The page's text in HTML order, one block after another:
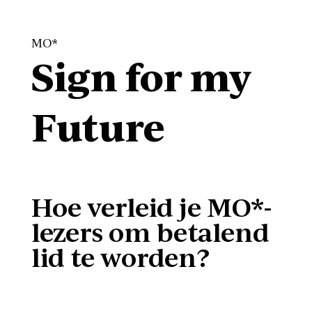
MO*
Sign for my
Future
Hoe verleid je MO*-
lezers om betalend
lid te worden?